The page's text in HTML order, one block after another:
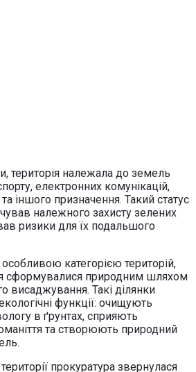
територія належала до земель
електронних комунікацій,
іншого призначення. Такий статус
належного захисту зелених
ризики для їх подальшого
категорією територій,
сформувалися природним шляхом
висаджування. Такі ділянки
функції: очищують
в ґрунтах, сприяють
та створюють природний
прокуратура звернулася